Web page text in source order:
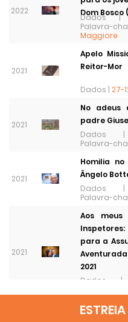
2022
Dom Bosco
Dados
Maggiore
2021
Apelo
Reitor-Mor
Dados | 27-
2021
No
padre
Palavra-
2021
Homilia
Ângelo
Palavra-
2021
Aos
para a
2021
Dados
Una Madre